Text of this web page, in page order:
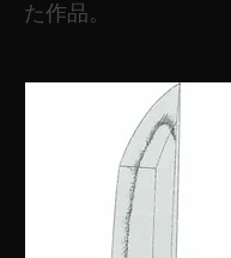
た作品。